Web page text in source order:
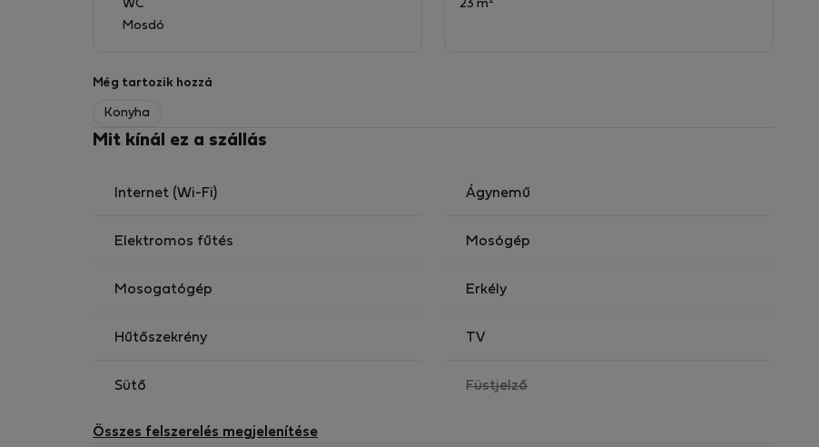
WC
Mosdó
23 m
Még tartozik hozzá
Konyha
Mit kínál ez a szállás
Internet (Wi-Fi) Ágynemű
Elektromos fűtés Mosógép
Mosogatógép Erkély
Hűtőszekrény TV
Sütő Füstjelző,
Összes felszerelés megjelenítése